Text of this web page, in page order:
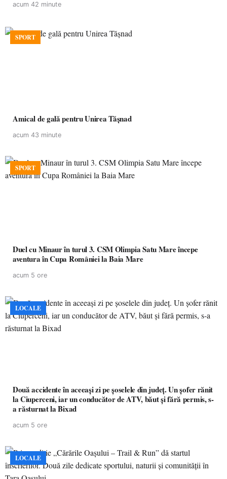
acum 42 minute
SPORT
Amical de gală pentru Unirea Tășnad
acum 43 minute
SPORT
Duel cu Minaur în turul 3. CSM Olimpia Satu Mare începe
aventura în Cupa României la Baia Mare
acum 5 ore
LOCALE
Două accidente în aceeași zi pe șoselele din județ. Un șofer rănit
la Ciuperceni, iar un conducător de ATV, băut și fără permis, s-
a răsturnat la Bixad
acum 5 ore
LOCALE